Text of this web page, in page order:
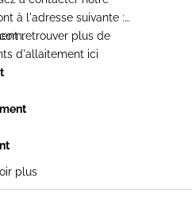
à l'adresse suivante :
.retrouver plus de
d'allaitement ici
plus